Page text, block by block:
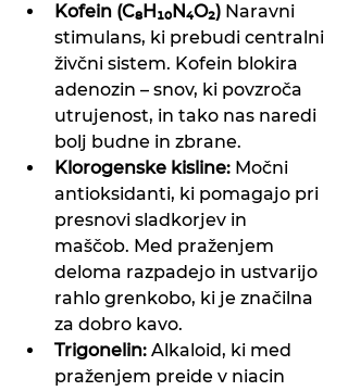
Kofein (C₈H₁₀N₄O₂) Naravni
stimulans, ki prebudi centralni
živčni sistem. Kofein blokira
adenozin – snov, ki povzroča
utrujenost, in tako nas naredi
bolj budne in zbrane.
Klorogenske kisline: Močni
antioksidanti, ki pomagajo pri
presnovi sladkorjev in
maščob. Med praženjem
deloma razpadejo in ustvarijo
rahlo grenkobo, ki je značilna
za dobro kavo.
Trigonelin: Alkaloid, ki med
praženjem preide v niacin